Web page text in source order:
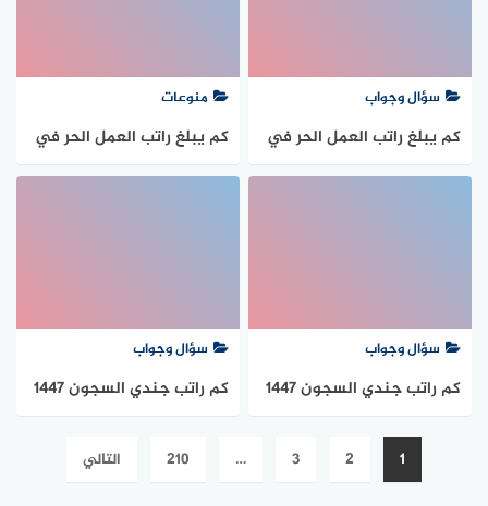
سؤال وجواب
كم يبلغ راتب العمل الحر في
السعودية 1447
منوعات
كم يبلغ راتب العمل الحر في
السعودية 1447
سؤال وجواب
كم راتب جندي السجون 1447
سؤال وجواب
كم راتب جندي السجون 1447
صفحات
1
2
3
…
210 التالي